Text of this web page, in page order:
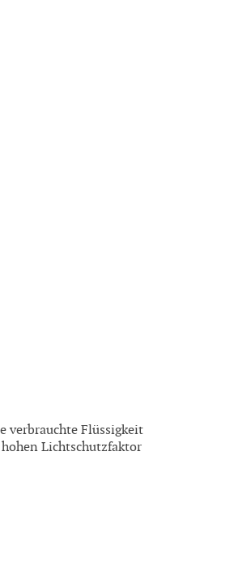
verbrauchte Flüssigkeit
Lichtschutzfaktor